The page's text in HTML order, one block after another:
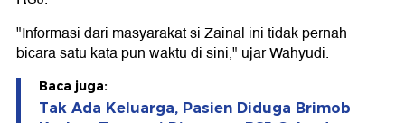
"Informasi dari masyarakat si Zainal ini tidak pernah
bicara satu kata pun waktu di sini," ujar Wahyudi.
Baca juga:
Tak Ada Keluarga, Pasien Diduga Brimob